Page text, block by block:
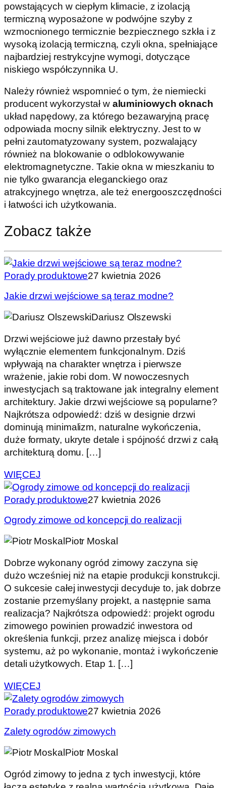
powstających w ciepłym klimacie, z izolacją
termiczną wyposażone w podwójne szyby z
wzmocnionego termicznie bezpiecznego szkła i z
wysoką izolacją termiczną, czyli okna, spełniające
najbardziej restrykcyjne wymogi, dotyczące
niskiego współczynnika U.
Należy również wspomnieć o tym, że niemiecki
producent wykorzystał w aluminiowych oknach
układ napędowy, za którego bezawaryjną pracę
odpowiada mocny silnik elektryczny. Jest to w
pełni zautomatyzowany system, pozwalający
również na blokowanie o odblokowywanie
elektromagnetyczne. Takie okna w mieszkaniu to
nie tylko gwarancja eleganckiego oraz
atrakcyjnego wnętrza, ale też energooszczędności
i łatwości ich użytkowania.
Zobacz także
Porady produktowe27 kwietnia 2026
Jakie drzwi wejściowe są teraz modne?
Dariusz Olszewski
Drzwi wejściowe już dawno przestały być
wyłącznie elementem funkcjonalnym. Dziś
wpływają na charakter wnętrza i pierwsze
wrażenie, jakie robi dom. W nowoczesnych
inwestycjach są traktowane jak integralny element
architektury. Jakie drzwi wejściowe są popularne?
Najkrótsza odpowiedź: dziś w designie drzwi
dominują minimalizm, naturalne wykończenia,
duże formaty, ukryte detale i spójność drzwi z całą
architekturą domu. […]
WIĘCEJ
Porady produktowe27 kwietnia 2026
Ogrody zimowe od koncepcji do realizacji
Piotr Moskal
Dobrze wykonany ogród zimowy zaczyna się
dużo wcześniej niż na etapie produkcji konstrukcji.
O sukcesie całej inwestycji decyduje to, jak dobrze
zostanie przemyślany projekt, a następnie sama
realizacja? Najkrótsza odpowiedź: projekt ogrodu
zimowego powinien prowadzić inwestora od
określenia funkcji, przez analizę miejsca i dobór
systemu, aż po wykonanie, montaż i wykończenie
detali użytkowych. Etap 1. […]
WIĘCEJ
Porady produktowe27 kwietnia 2026
Zalety ogrodów zimowych
Piotr Moskal
Ogród zimowy to jedna z tych inwestycji, które